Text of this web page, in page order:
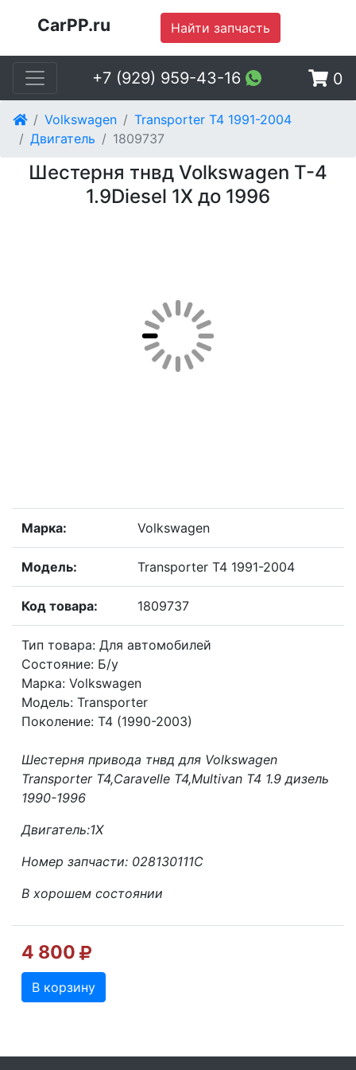
CarPP.ru Найти запчасть
+7 (929) 959-43-16 0
Volkswagen
Transporter T4 1991-2004
Двигатель
1809737
Шестерня тнвд Volkswagen T-4
1.9Diesel 1X до 1996
Марка: Volkswagen
Модель: Transporter T4 1991-2004
Код товара: 1809737
Тип товара: Для автомобилей
Состояние: Б/у
Марка: Volkswagen
Модель: Transporter
Поколение: T4 (1990-2003)
Шестерня привода тнвд для Volkswagen
Transporter T4,Caravelle T4,Multivan T4 1.9 дизель
1990-1996
Двигатель:1X
Номер запчасти: 028130111C
В хорошем состоянии
4 800
В корзину